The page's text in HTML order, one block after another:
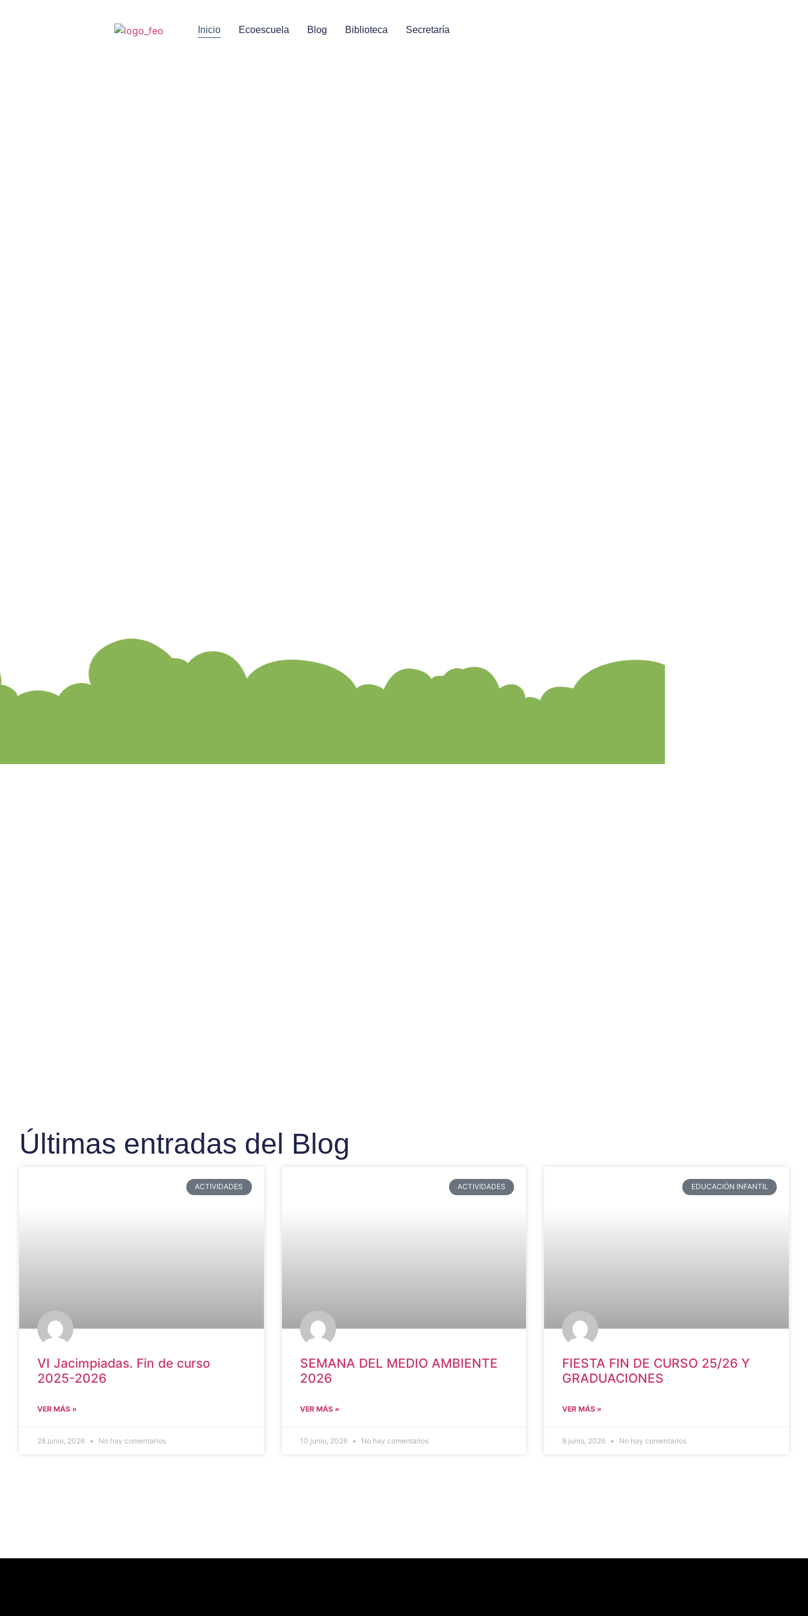
Inicio Ecoescuela Blog Biblioteca Secretaría
Últimas entradas del Blog
ACTIVIDADES
VI Jacimpiadas. Fin de curso
2025-2026
VER MÁS »
28 junio, 2026 No hay comentarios
ACTIVIDADES
SEMANA DEL MEDIO AMBIENTE
2026
VER MÁS »
10 junio, 2026 No hay comentarios
EDUCACIÓN INFANTIL
FIESTA FIN DE CURSO 25/26 Y
GRADUACIONES
VER MÁS »
8 junio, 2026 No hay comentarios